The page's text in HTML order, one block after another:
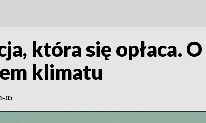
która się opłaca.
klimatu
05